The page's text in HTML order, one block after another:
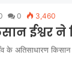
0 3,460
ईश्वर ने
अतिसाधारण